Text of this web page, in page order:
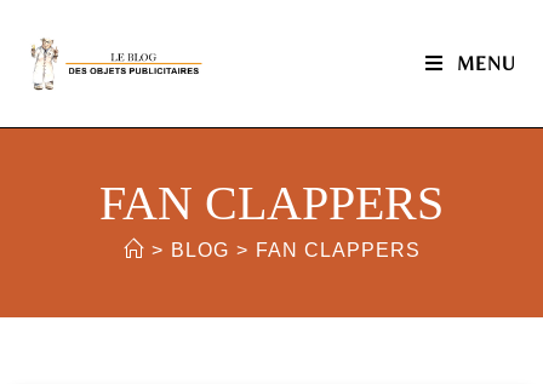
MENU
FAN CLAPPERS
> BLOG > FAN CLAPPERS